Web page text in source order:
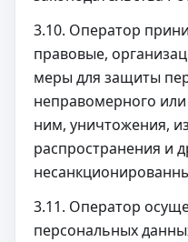
3.10. Оператор
правовые,
меры для защиты
неправомерного или
ним, уничтожения,
распространения и
3.11. Оператор
персональных